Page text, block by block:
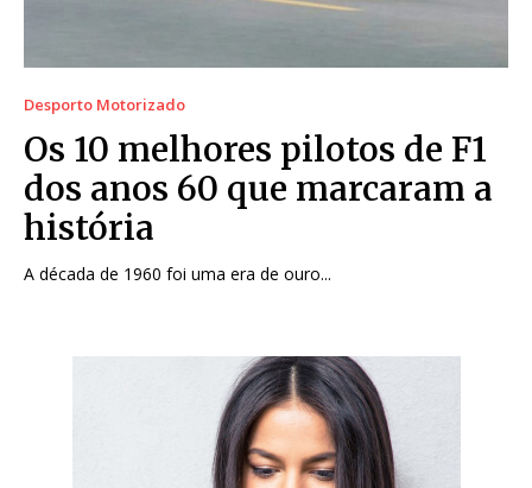
Desporto Motorizado
Os 10 melhores pilotos de F1
dos anos 60 que marcaram a
história
A década de 1960 foi uma era de ouro...